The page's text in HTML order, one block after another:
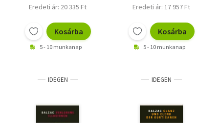
Eredeti ár: 20 335 Ft
Kosárba
5 - 10 munkanap
Eredeti ár: 17 957 Ft
Kosárba
5 - 10 munkanap
IDEGEN IDEGEN